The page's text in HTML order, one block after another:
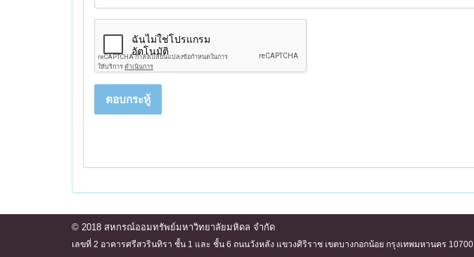
ตอบกระทู้
© 2018 สหกรณ์ออมทรัพย์มหาวิทยาลัยมหิดล จำกัด
เลขที่ 2 อาคารศรีสวรินทิรา ชั้น 1 และ ชั้น 6 ถนนวังหลัง แขวงศิริราช เขตบางกอกน้อย กรุงเทพมหานคร 10700